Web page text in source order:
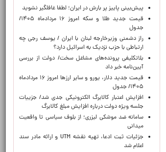
پیش‌بینی پاییز پر بارش در ایران؛ لطفا غافلگیر نشوید
قیمت جدید طلا و سکه امروز ۱۶ مردادماه ۱۴۰۵/
جدول
راز دشمنی وزیرخارجه لبنان با ایران / یوسف رجی چه
ارتباطی با حزب نزدیک به اسرائیل دارد؟
بلاتکلیفی پرونده‌های مشاغل سخت/ دولت از بررسی
آیین‌نامه خبر داد
قیمت جدید دلار، یورو و سایر ارزها امروز ۱۶ مردادماه
۱۴۰۵/ جدول
افزایش اعتبار کالابرگ الکترونیکی جدی شد/ جزییات
جلسه ویژه دولت درباره افزایش مبلغ کالابرگ
سامانه ضد موشکی لیزری؛ از بلوف سیاسی تا واقعیت
میدانی
جزئیات ثبت ادعا، تهیه نقشه UTM و ارائه مادر سند
اعلام شد